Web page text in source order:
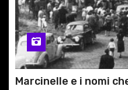
Marcinelle e i nomi